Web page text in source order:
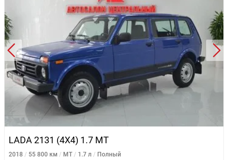
LADA 2131 (4X4) 1.7 MT
2018 55 800 км MT 1.7 л Полный